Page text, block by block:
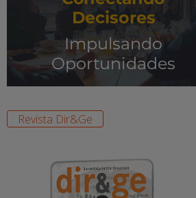
Revista Dir&Ge